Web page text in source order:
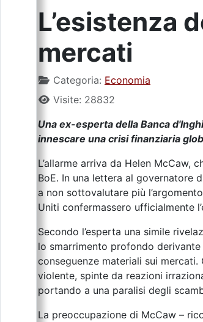
L’esistenza
mercati
Categoria: Economia
Visite: 28832
Una ex-esperta della Banca
innescare una crisi finanziaria
L’allarme arriva da Helen McCaw,
BoE. In una lettera al governatore
a non sottovalutare più
Uniti confermassero ufficialmente
Secondo l’esperta una simile
lo smarrimento profondo
conseguenze materiali sui
violente, spinte da reazioni
portando a una paralisi degli
La preoccupazione di McCaw –